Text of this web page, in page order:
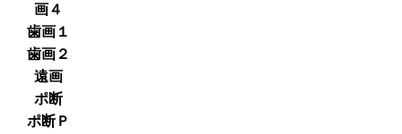
画４
歯画１
歯画２
遠画
ポ断
ポ断Ｐ